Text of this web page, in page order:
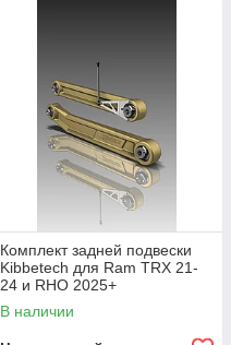
Комплект задней подвески
Kibbetech для Ram TRX 21-
24 и RHO 2025+
В наличии